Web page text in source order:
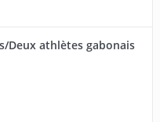
Deux athlètes gabonais